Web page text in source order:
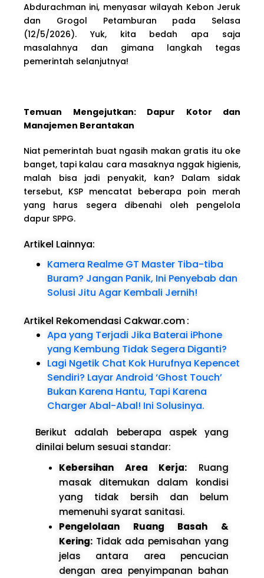
Abdurachman ini, menyasar wilayah Kebon Jeruk
dan Grogol Petamburan pada Selasa
(12/5/2026). Yuk, kita bedah apa saja
masalahnya dan gimana langkah tegas
pemerintah selanjutnya!
Temuan Mengejutkan: Dapur Kotor dan
Manajemen Berantakan
Niat pemerintah buat ngasih makan gratis itu oke
banget, tapi kalau cara masaknya nggak higienis,
malah bisa jadi penyakit, kan? Dalam sidak
tersebut, KSP mencatat beberapa poin merah
yang harus segera dibenahi oleh pengelola
dapur SPPG.
Artikel Lainnya:
Kamera Realme GT Master Tiba-tiba
Buram? Jangan Panik, Ini Penyebab dan
Solusi Jitu Agar Kembali Jernih!
Artikel Rekomendasi Cakwar.com:
Apa yang Terjadi Jika Baterai iPhone
yang Kembung Tidak Segera Diganti?
Lagi Ngetik Chat Kok Hurufnya Kepencet
Sendiri? Layar Android ‘Ghost Touch’
Bukan Karena Hantu, Tapi Karena
Charger Abal-Abal! Ini Solusinya.
Berikut adalah beberapa aspek yang
dinilai belum sesuai standar:
Kebersihan Area Kerja: Ruang
masak ditemukan dalam kondisi
yang tidak bersih dan belum
memenuhi syarat sanitasi.
Pengelolaan Ruang Basah &
Kering: Tidak ada pemisahan yang
jelas antara area pencucian
dengan area penyimpanan bahan